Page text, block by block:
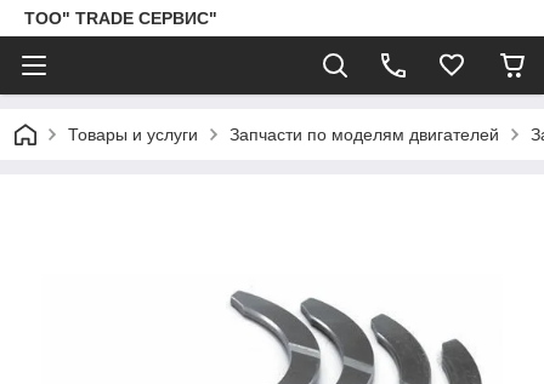
ТОО" TRADE СЕРВИС"
Товары и услуги Запчасти по моделям двигателей